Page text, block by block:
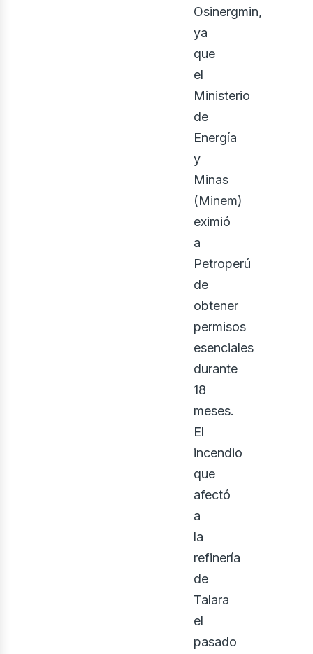
Osinergmin,
ya
que
el
Ministerio
de
Energía
y
Minas
(Minem)
eximió
a
Petroperú
de
obtener
permisos
esenciales
durante
18
meses.
El
incendio
que
afectó
a
la
refinería
de
Talara
el
pasado